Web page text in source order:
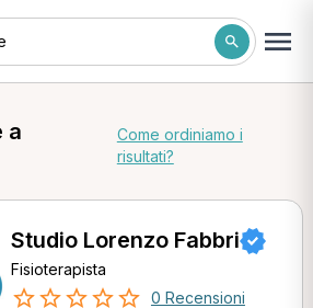
a
Come ordiniamo i
risultati?
Studio Lorenzo Fabbri
Fisioterapista
0 Recensioni